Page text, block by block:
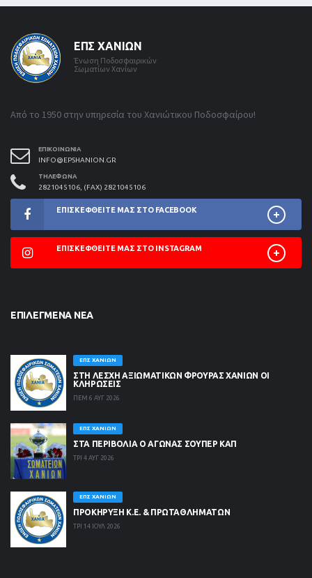
ΕΠΣ ΧΑΝΊΩΝ
Ένωση Ποδοσφαιρικών
Σωματίων Χανίων
Από το 1950 στην υπηρεσία του Χανιώτικου Ποδοσφαίρου!
ΕΠΙΚΟΙΝΩΝΊΑ
INFO@EPSHANION.GR
ΤΗΛΈΦΩΝΑ
2821045106, (FAX) 2821045106
ΕΠΙΣΚΕΦΘΕΊΤΕ ΜΑΣ ΣΤΟ FACEBOOK
ΕΠΙΣΚΕΦΘΕΊΤΕ ΜΑΣ ΣΤΟ INSTAGRAM
ΕΠΙΛΕΓΜΈΝΑ ΝΈΑ
ΕΠΣ ΧΑΝΊΩΝ
ΣΤΗ ΛΈΣΧΗ ΑΞΙΩΜΑΤΙΚΏΝ ΦΡΟΥΡΆΣ ΧΑΝΊΩΝ ΟΙ
ΚΛΗΡΏΣΕΙΣ
ΠΕΜ 6 ΑΥΓ 2026
ΕΠΣ ΧΑΝΊΩΝ
ΣΤΑ ΠΕΡΙΒΟΛΙΑ Ο ΑΓΩΝΑΣ ΣΟΥΠΕΡ ΚΑΠ
ΤΡΙ 4 ΑΥΓ 2026
ΕΠΣ ΧΑΝΊΩΝ
ΠΡΟΚΗΡΥΞΗ Κ.Ε. & ΠΡΩΤΑΘΛΗΜΑΤΩΝ
ΤΡΙ 14 ΙΟΥΛ 2026